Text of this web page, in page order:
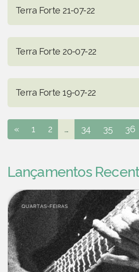
Terra Forte 21-07-22
Terra Forte 20-07-22
Terra Forte 19-07-22
« 1 2 ... 34 35 36
Lançamentos